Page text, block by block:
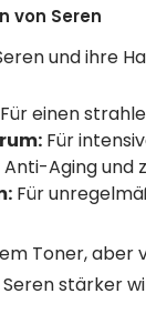
von Seren
und ihre
Für einen
Für
Anti-Aging und
Für
Toner,
Seren stärker